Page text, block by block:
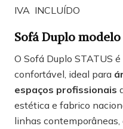
IVA INCLUÍDO
Sofá Duplo modelo
O Sofá Duplo STATUS
confortável, ideal para
espaços profissionais
estética e fabrico
linhas contemporâneas,